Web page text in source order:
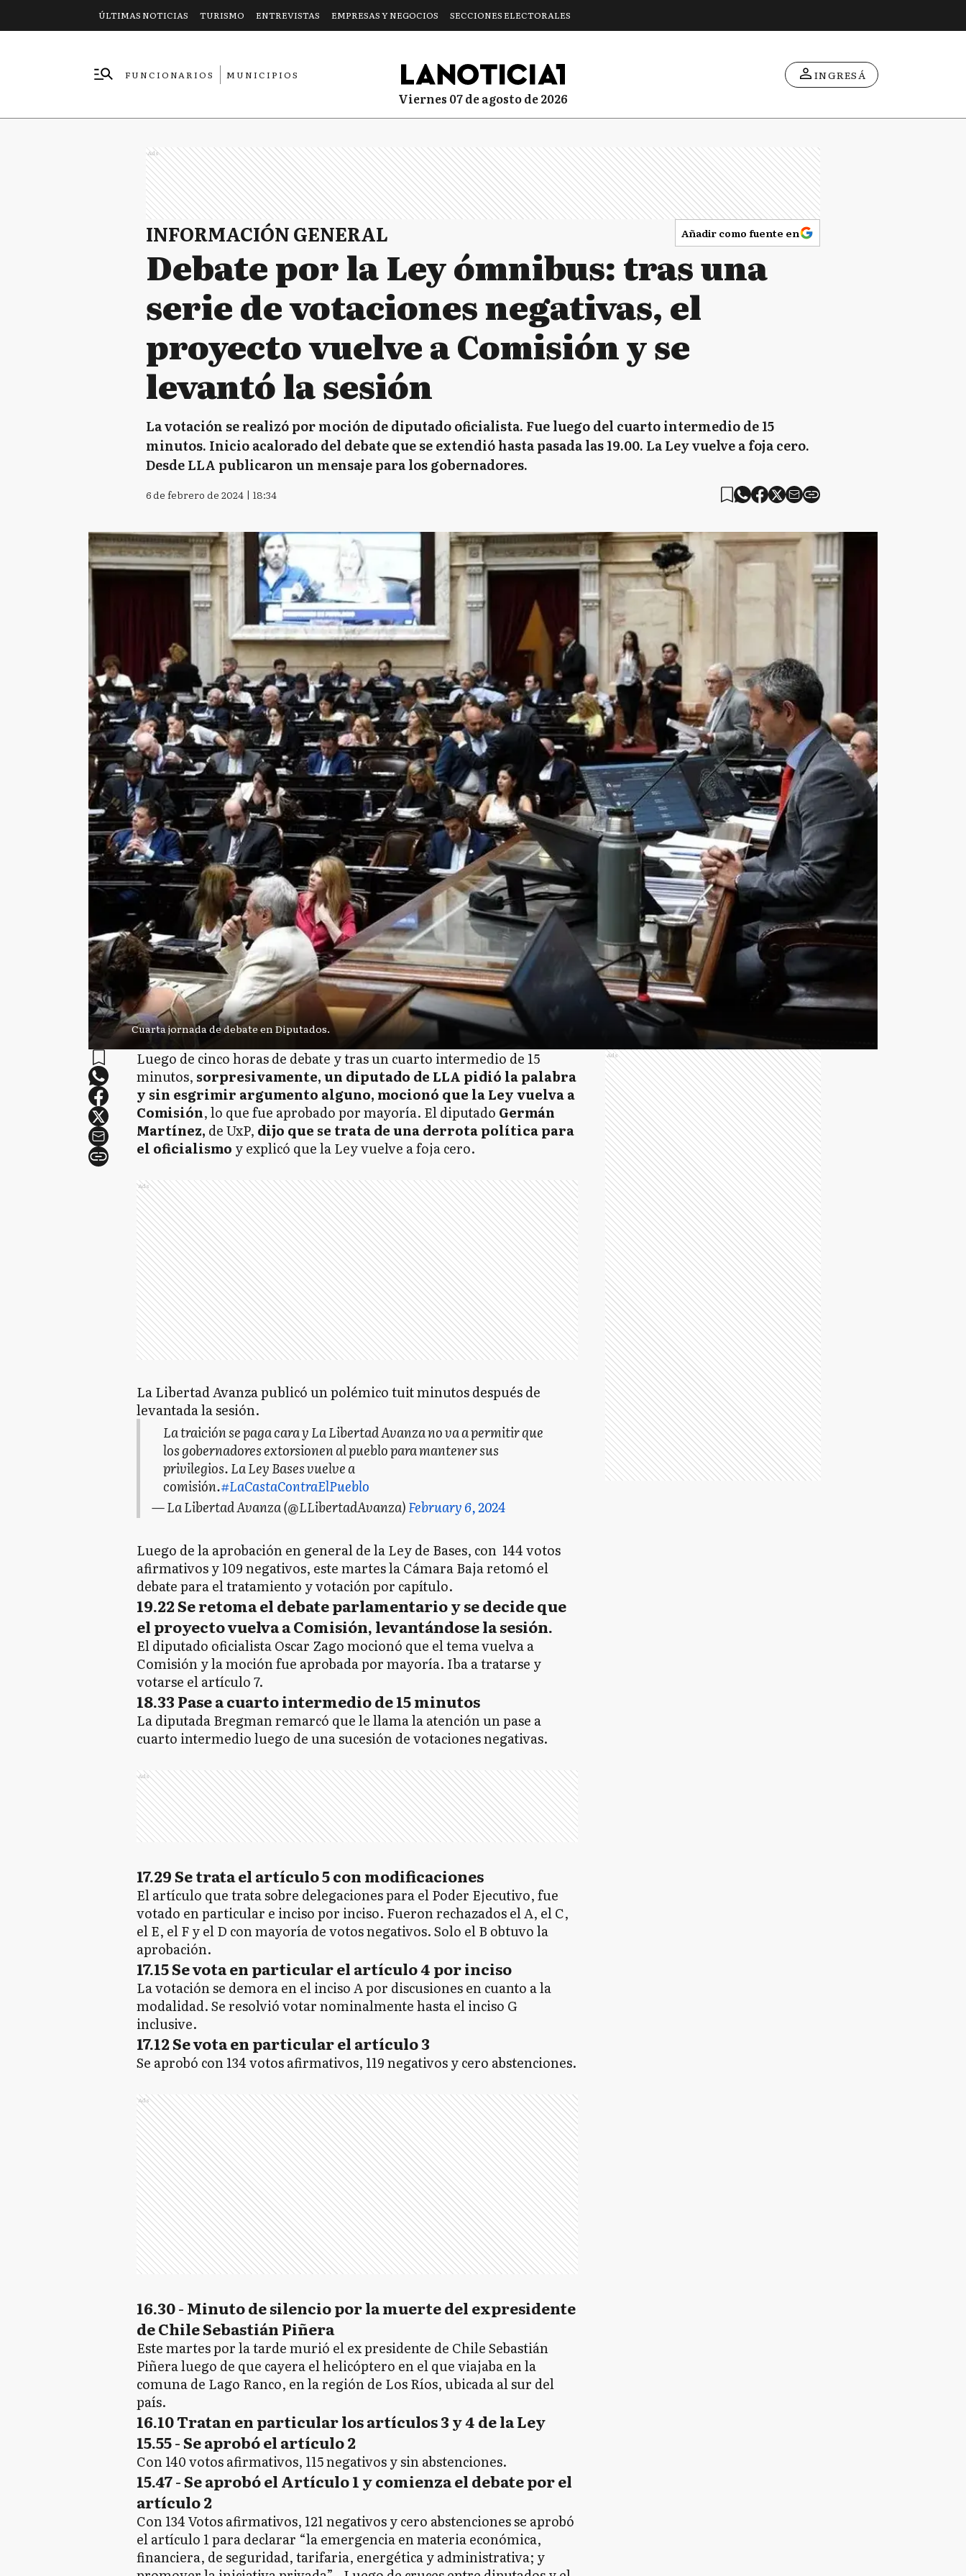
ÚLTIMAS NOTICIAS TURISMO ENTREVISTAS EMPRESAS Y NEGOCIOS SECCIONES ELECTORALES
FUNCIONARIOS
MUNICIPIOS
viernes 07 de agosto de 2026
INGRESÁ
Ads
INFORMACIÓN GENERAL Añadir como fuente en
Debate por la Ley ómnibus: tras una
serie de votaciones negativas, el
proyecto vuelve a Comisión y se
levantó la sesión
La votación se realizó por moción de diputado oficialista. Fue luego del cuarto intermedio de 15
minutos. Inicio acalorado del debate que se extendió hasta pasada las 19.00. La Ley vuelve a foja cero.
Desde LLA publicaron un mensaje para los gobernadores.
6 de febrero de 2024 | 18:34
Cuarta jornada de debate en Diputados.
Luego de cinco horas de debate y tras un cuarto intermedio de 15
minutos, sorpresivamente, un diputado de LLA pidió la palabra
y sin esgrimir argumento alguno, mocionó que la Ley vuelva a
Comisión, lo que fue aprobado por mayoría. El diputado Germán
Martínez, de UxP, dijo que se trata de una derrota política para
el oficialismo y explicó que la Ley vuelve a foja cero.
Ads
La Libertad Avanza publicó un polémico tuit minutos después de
levantada la sesión.
La traición se paga cara y La Libertad Avanza no va a permitir que
los gobernadores extorsionen al pueblo para mantener sus
privilegios. La Ley Bases vuelve a
comisión.#LaCastaContraElPueblo
— La Libertad Avanza (@LLibertadAvanza)February 6, 2024
Luego de la aprobación en general de la Ley de Bases, con 144 votos
afirmativos y 109 negativos, este martes la Cámara Baja retomó el
debate para el tratamiento y votación por capítulo.
19.22 Se retoma el debate parlamentario y se decide que
el proyecto vuelva a Comisión, levantándose la sesión.
El diputado oficialista Oscar Zago mocionó que el tema vuelva a
Comisión y la moción fue aprobada por mayoría. Iba a tratarse y
votarse el artículo 7.
18.33 Pase a cuarto intermedio de 15 minutos
La diputada Bregman remarcó que le llama la atención un pase a
cuarto intermedio luego de una sucesión de votaciones negativas.
Ads
17.29 Se trata el artículo 5 con modificaciones
El artículo que trata sobre delegaciones para el Poder Ejecutivo, fue
votado en particular e inciso por inciso. Fueron rechazados el A, el C,
el E, el F y el D con mayoría de votos negativos. Solo el B obtuvo la
aprobación.
17.15 Se vota en particular el artículo 4 por inciso
La votación se demora en el inciso A por discusiones en cuanto a la
modalidad. Se resolvió votar nominalmente hasta el inciso G
inclusive.
17.12 Se vota en particular el artículo 3
Se aprobó con 134 votos afirmativos, 119 negativos y cero abstenciones.
Ads
16.30 - Minuto de silencio por la muerte del expresidente
de Chile Sebastián Piñera
Este martes por la tarde murió el ex presidente de Chile Sebastián
Piñera luego de que cayera el helicóptero en el que viajaba en la
comuna de Lago Ranco, en la región de Los Ríos, ubicada al sur del
país.
16.10 Tratan en particular los artículos 3 y 4 de la Ley
15.55 - Se aprobó el artículo 2
Con 140 votos afirmativos, 115 negativos y sin abstenciones.
15.47 - Se aprobó el Artículo 1 y comienza el debate por el
artículo 2
Con 134 Votos afirmativos, 121 negativos y cero abstenciones se aprobó
el artículo 1 para declarar “la emergencia en materia económica,
financiera, de seguridad, tarifaria, energética y administrativa; y
Ads